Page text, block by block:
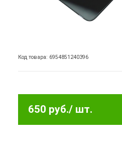
Код товара: 6954851240396
650 руб./ шт.